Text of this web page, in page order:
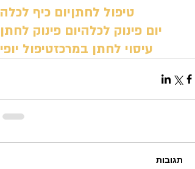
טיפול לחתןיום כיף לכלה
יום פינוק לכלהיום פינוק לחתן
עיסוי לחתן במרכזטיפול יופי
תגובות